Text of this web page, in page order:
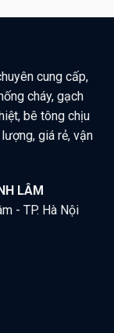
cung cấp,
cháy, gạch
bê tông chịu
giá rẻ, vận
LÂM
- TP. Hà Nội